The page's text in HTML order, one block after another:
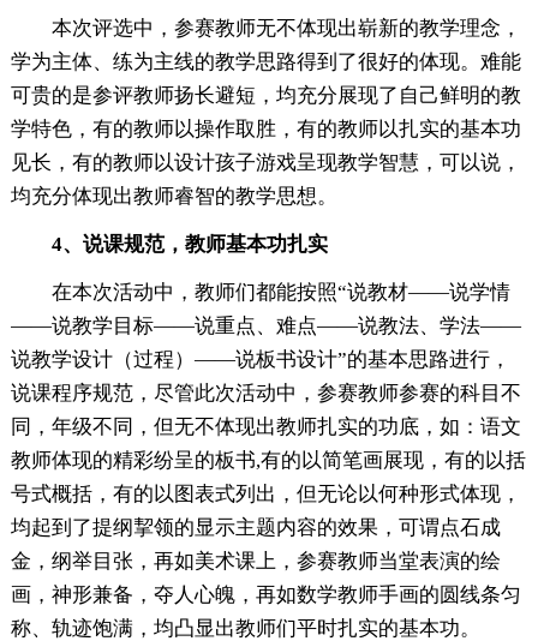
本次评选中，参赛教师无不体现出崭新的教学理念，
学为主体、练为主线的教学思路得到了很好的体现。难能
可贵的是参评教师扬长避短，均充分展现了自己鲜明的教
学特色，有的教师以操作取胜，有的教师以扎实的基本功
见长，有的教师以设计孩子游戏呈现教学智慧，可以说，
均充分体现出教师睿智的教学思想。
4、说课规范，教师基本功扎实
在本次活动中，教师们都能按照“说教材——说学情
——说教学目标——说重点、难点——说教法、学法——
说教学设计（过程）——说板书设计”的基本思路进行，
说课程序规范，尽管此次活动中，参赛教师参赛的科目不
同，年级不同，但无不体现出教师扎实的功底，如：语文
教师体现的精彩纷呈的板书,有的以简笔画展现，有的以括
号式概括，有的以图表式列出，但无论以何种形式体现，
均起到了提纲挈领的显示主题内容的效果，可谓点石成
金，纲举目张，再如美术课上，参赛教师当堂表演的绘
画，神形兼备，夺人心魄，再如数学教师手画的圆线条匀
称、轨迹饱满，均凸显出教师们平时扎实的基本功。